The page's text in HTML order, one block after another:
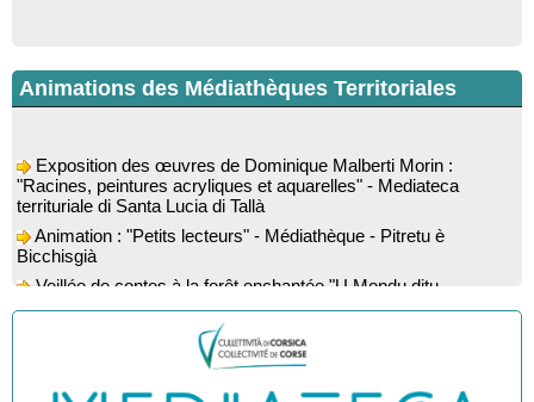
Animations des Médiathèques Territoriales
"Racines, peintures acryliques et aquarelles" - Mediateca
territuriale di Santa Lucia di Tallà
Bicchisgià
Veillée de contes à la forêt enchantée "U Mondu ditu
mignuleddu" par la Caravane de Conteurs - Currà
Colloque : "Taravu : terre de patrimoines", Regards sur le
patrimoine religieux, roman, thermal et littéraire - Spaziu Jean-
Marc Fiamma - A Sarra di Farru
Spectacle musical : "Viaghju in Corsica cù Regina & Bruno",